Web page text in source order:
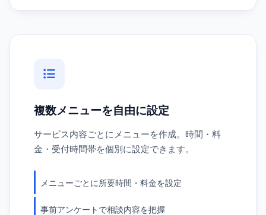
複数メニューを自由に設定
サービス内容ごとにメニューを作成。時間・料
金・受付時間帯を個別に設定できます。
メニューごとに所要時間・料金を設定
事前アンケートで相談内容を把握